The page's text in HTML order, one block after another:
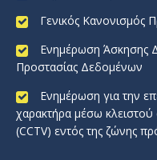
Γενικός Κανονισμός
Ενημέρωση Άσκησης
Προστασίας Δεδομένων
Ενημέρωση για την
χαρακτήρα μέσω κλειστού
(CCTV) εντός της ζώνης